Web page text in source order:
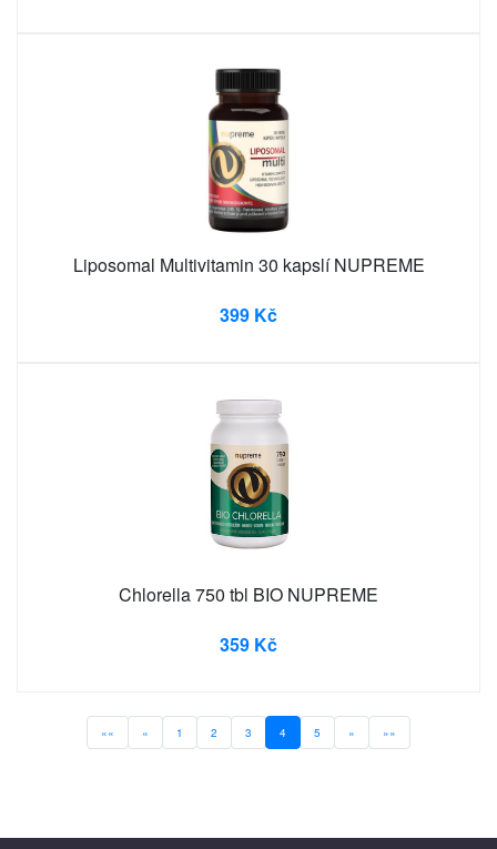
Liposomal Multivitamin 30 kapslí NUPREME
399 Kč
Chlorella 750 tbl BIO NUPREME
359 Kč
«« « 1 2 3 4 5 » »»